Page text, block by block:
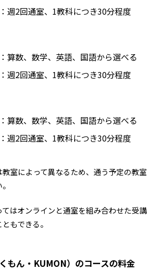
週2回通室、1教科につき30分程度
算数、数学、英語、国語から選べる
週2回通室、1教科につき30分程度
算数、数学、英語、国語から選べる
週2回通室、1教科につき30分程度
室によって異なるため、通う予定の教室
てはオンラインと通室を組み合わせた受講
もできる。
もん・KUMON）のコースの料金